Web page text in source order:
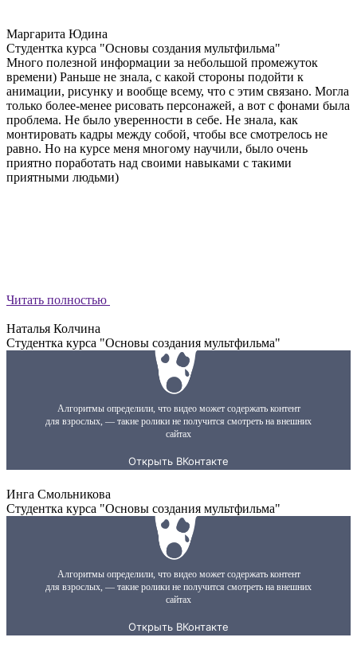
Маргарита Юдина
Студентка курса "Основы создания мультфильма"
Много полезной информации за небольшой промежуток
времени) Раньше не знала, с какой стороны подойти к
анимации, рисунку и вообще всему, что с этим связано. Могла
только более-менее рисовать персонажей, а вот с фонами была
проблема. Не было уверенности в себе. Не знала, как
монтировать кадры между собой, чтобы все смотрелось не
равно. Но на курсе меня многому научили, было очень
приятно поработать над своими навыками с такими
приятными людьми)
Читать полностью
Наталья Колчина
Студентка курса "Основы создания мультфильма"
Инга Смольникова
Студентка курса "Основы создания мультфильма"